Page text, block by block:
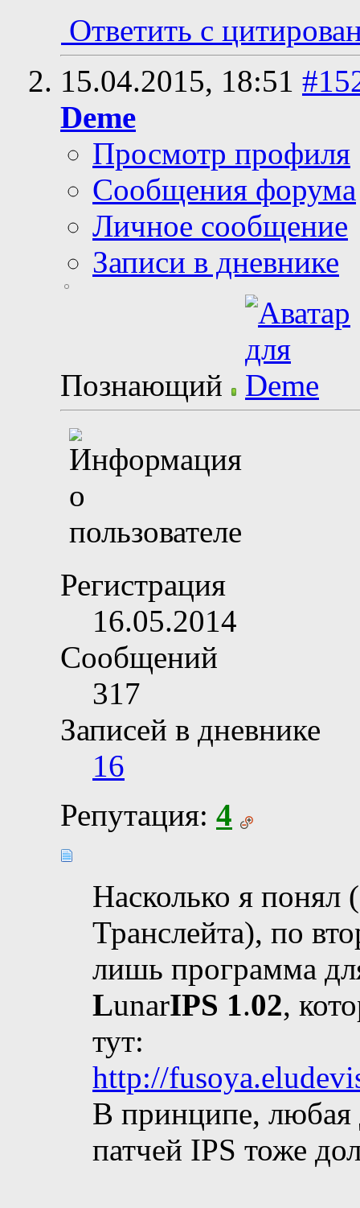
Ответить с
15.04.2015, 18:51
Deme
Просмотр профиля
Сообщения форума
Личное сообщение
Записи в дневнике
Познающий
Регистрация
16.05.2014
Сообщений
317
Записей в дневнике
16
Репутация: 4
Насколько я
Транслейта), по
лишь программа
LunarIPS 1.02,
тут:
http://
В принципе, любая
патчей IPS тоже